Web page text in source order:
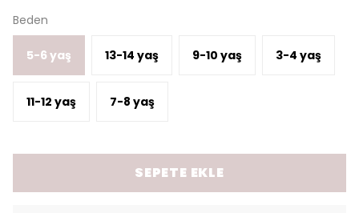
Beden
5-6 yaş 13-14 yaş 9-10 yaş 3-4 yaş
11-12 yaş 7-8 yaş
SEPETE EKLE